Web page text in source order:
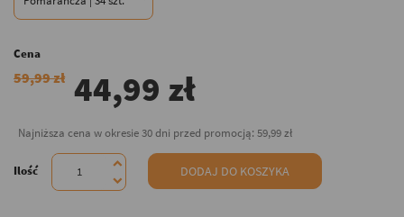
Cena
59,99 zł 44,99 zł
Najniższa cena w okresie 30 dni przed promocją: 59,99 zł
Ilość DODAJ DO KOSZYKA